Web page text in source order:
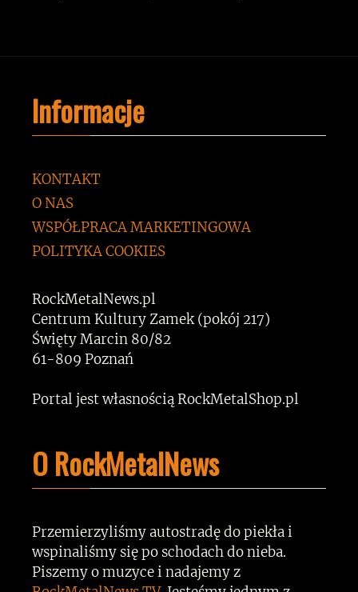
Informacje
KONTAKT
O NAS
WSPÓŁPRACA MARKETINGOWA
POLITYKA COOKIES
RockMetalNews.pl
Centrum Kultury Zamek (pokój 217)
Święty Marcin 80/82
61-809 Poznań
Portal jest własnością RockMetalShop.pl
O RockMetalNews
Przemierzyliśmy autostradę do piekła i
wspinaliśmy się po schodach do nieba.
Piszemy o muzyce i nadajemy z